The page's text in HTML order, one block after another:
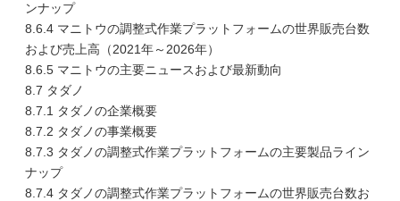
ンナップ
8.6.4 マニトウの調整式作業プラットフォームの世界販売台数
および売上高（2021年～2026年）
8.6.5 マニトウの主要ニュースおよび最新動向
8.7 タダノ
8.7.1 タダノの企業概要
8.7.2 タダノの事業概要
8.7.3 タダノの調整式作業プラットフォームの主要製品ライン
ナップ
8.7.4 タダノの調整式作業プラットフォームの世界販売台数お